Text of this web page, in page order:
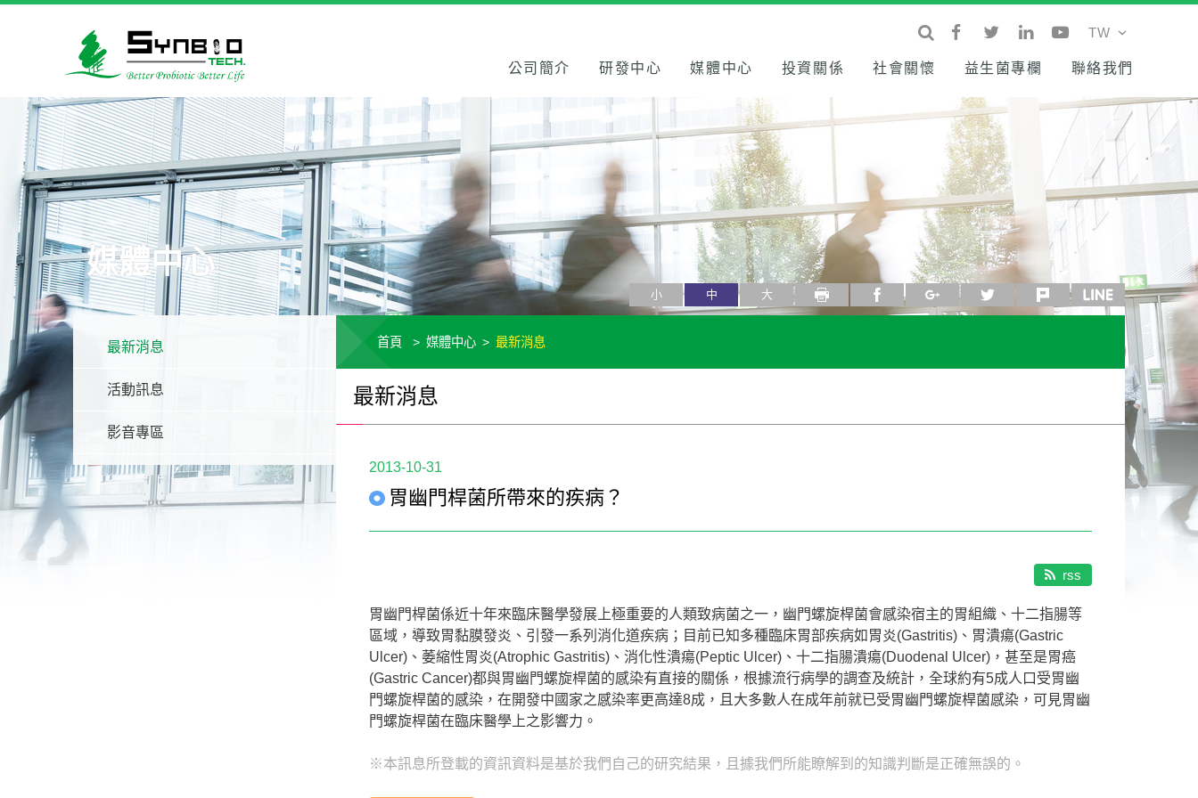
公司簡介 研發中心 媒體中心 投資關係 社會關懷 益生菌專欄 聯絡我們
媒體中心
最新消息
活動訊息
影音專區
小 中 大 facebook google+ twitter plurk line
首頁 媒體中心 最新消息
最新消息
2013-10-31
胃幽門桿菌所帶來的疾病？
rss
胃幽門桿菌係近十年來臨床醫學發展上極重要的人類致病菌之一，幽門螺旋桿菌會感染宿主的胃組織、十二指腸等
區域，導致胃黏膜發炎、引發一系列消化道疾病；目前已知多種臨床胃部疾病如胃炎(Gastritis)、胃潰瘍(Gastric
Ulcer)、萎縮性胃炎(Atrophic Gastritis)、消化性潰瘍(Peptic Ulcer)、十二指腸潰瘍(Duodenal Ulcer)，甚至是胃癌
(Gastric Cancer)都與胃幽門螺旋桿菌的感染有直接的關係，根據流行病學的調查及統計，全球約有5成人口受胃幽
門螺旋桿菌的感染，在開發中國家之感染率更高達8成，且大多數人在成年前就已受胃幽門螺旋桿菌感染，可見胃幽
門螺旋桿菌在臨床醫學上之影響力。
※本訊息所登載的資訊資料是基於我們自己的研究結果，且據我們所能瞭解到的知識判斷是正確無誤的。